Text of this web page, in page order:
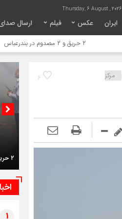
Thursday, 6 August , 2026
ایران عکس فیلم ارسال
نفیسی:
6
مرکز
1